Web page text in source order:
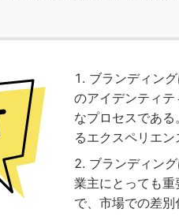
ブランディン
のアイデンティ
なプロセスであ
るエクスペリエン
ブランディン
業主にとっても
で、市場での差別